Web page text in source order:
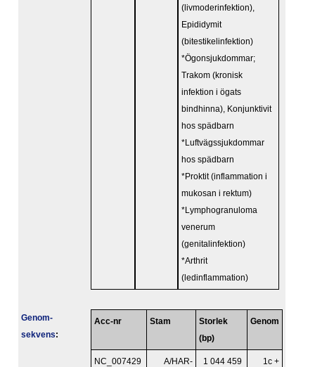
(livmoderinfektion),
Epididymit
(bitestikelinfektion)
*Ögonsjukdommar;
Trakom (kronisk
infektion i ögats
bindhinna), Konjunktivit
hos spädbarn
*Luftvägssjukdommar
hos spädbarn
*Proktit (inflammation i
mukosan i rektum)
*Lymphogranuloma
venerum
(genitalinfektion)
*Arthrit
(ledinflammation)
Genom­
sekvens:
Acc-nr Stam
Storlek
(bp)
Genom
NC_007429 A/HAR- 1 044 459
1c +